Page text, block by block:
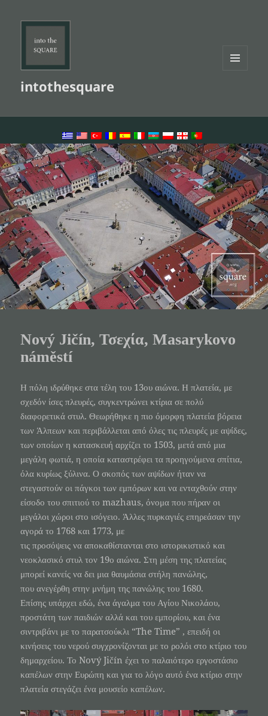
intothesquare
Nový Jičín, Τσεχία, Masarykovo
náměstí
Η πόλη ιδρύθηκε στα τέλη του 13ου αιώνα. Η πλατεία, με
σχεδόν ίσες πλευρές, συγκεντρώνει κτίρια σε πολύ
διαφορετικά στυλ. Θεωρήθηκε η πιο όμορφη πλατεία βόρεια
των Άλπεων και περιβάλλεται από όλες τις πλευρές με αψίδες,
των οποίων η κατασκευή αρχίζει το 1503, μετά από μια
μεγάλη φωτιά, η οποία καταστρέφει τα προηγούμενα σπίτια,
όλα κυρίως ξύλινα. Ο σκοπός των αψίδων ήταν να
στεγαστούν οι πάγκοι των εμπόρων και να ενταχθούν στην
είσοδο του σπιτιού το mazhaus, όνομα που πήραν οι
μεγάλοι χώροι στο ισόγειο. Άλλες πυρκαγιές επηρεάσαν την
αγορά το 1768 και 1773, με
τις προσόψεις να αποκαθίστανται στο ιστορικιστικό και
νεοκλασικό στυλ τον 19ο αιώνα. Στη μέση της πλατείας
μπορεί κανείς να δει μια θαυμάσια στήλη πανώλης,
που ανεγέρθη στην μνήμη της πανώλης του 1680.
Επίσης υπάρχει εδώ, ένα άγαλμα του Αγίου Νικολάου,
προστάτη των παιδιών αλλά και του εμπορίου, και ένα
σιντριβάνι με το παρατσούκλι “The Time” , επειδή οι
κινήσεις του νερού συγχρονίζονται με το ρολόι στο κτίριο του
δημαρχείου. Το Nový Jičín έχει το παλαιότερο εργοστάσιο
καπέλων στην Ευρώπη και για το λόγο αυτό ένα κτίριο στην
πλατεία στεγάζει ένα μουσείο καπέλων.